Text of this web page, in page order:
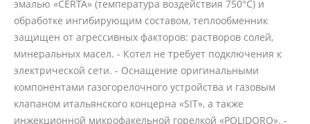
эмалью «CERTA» (температура воздействия 750°С) и
обработке ингибирующим составом, теплообменник
защищен от агрессивных факторов: растворов солей,
минеральных масел. - Котел не требует подключения к
электрической сети. - Оснащение оригинальными
компонентами газогорелочного устройства и газовым
клапаном итальянского концерна «SIT», а также
инжекционной микрофакельной горелкой «POLIDORO». -